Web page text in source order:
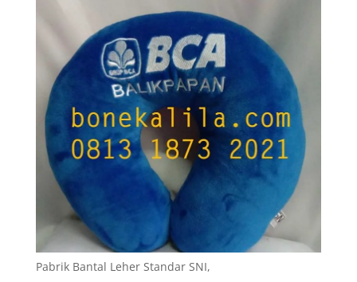
Pabrik Bantal Leher Standar SNI,